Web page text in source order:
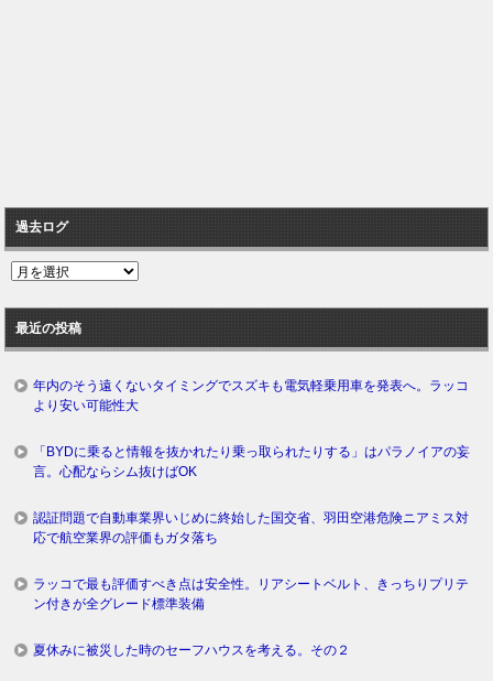
過去ログ
過
ロ
グ
最近の投稿
年内のそう遠くないタイミングでスズキも電気軽乗用車を発表へ。ラッコ
より安い可能性大
「BYDに乗ると情報を抜かれたり乗っ取られたりする」はパラノイアの妄
言。心配ならシム抜けばOK
認証問題で自動車業界いじめに終始した国交省、羽田空港危険ニアミス対
応で航空業界の評価もガタ落ち
ラッコで最も評価すべき点は安全性。リアシートベルト、きっちりプリテ
ン付きが全グレード標準装備
夏休みに被災した時のセーフハウスを考える。その２